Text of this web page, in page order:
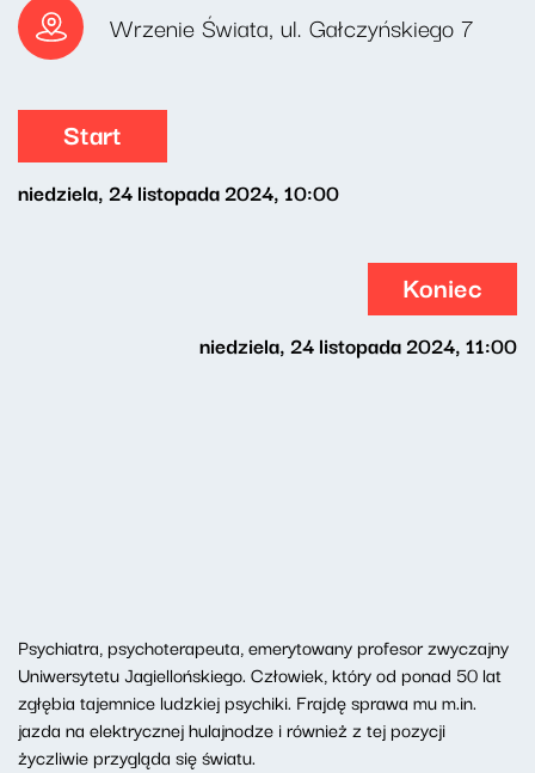
Wrzenie Świata, ul. Gałczyńskiego 7
Start
niedziela, 24 listopada 2024, 10:00
Koniec
niedziela, 24 listopada 2024, 11:00
Psychiatra, psychoterapeuta, emerytowany profesor zwyczajny
Uniwersytetu Jagiellońskiego. Człowiek, który od ponad 50 lat
zgłębia tajemnice ludzkiej psychiki. Frajdę sprawa mu m.in.
jazda na elektrycznej hulajnodze i również z tej pozycji
życzliwie przygląda się światu.